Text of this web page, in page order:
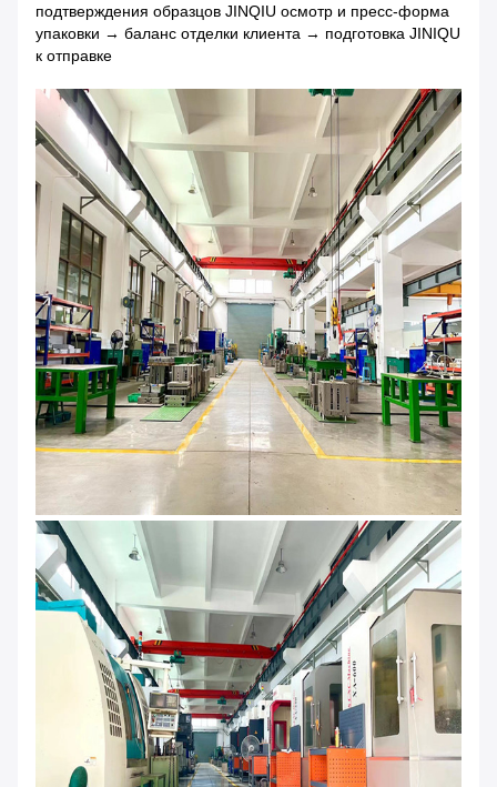
подтверждения образцов JINQIU осмотр и пресс-форма
упаковки → баланс отделки клиента → подготовка JINIQU
к отправке